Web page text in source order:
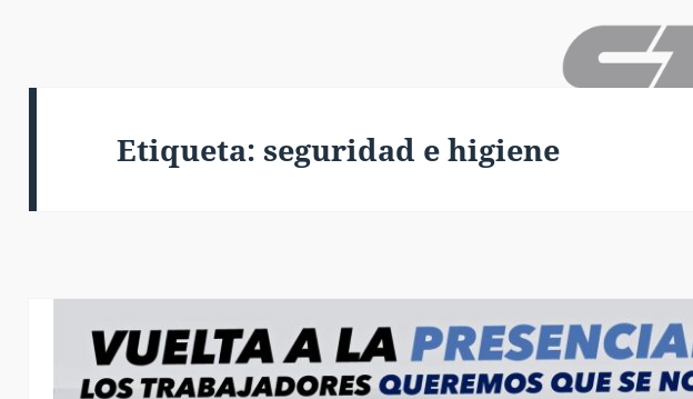
Etiqueta:seguridad e higiene